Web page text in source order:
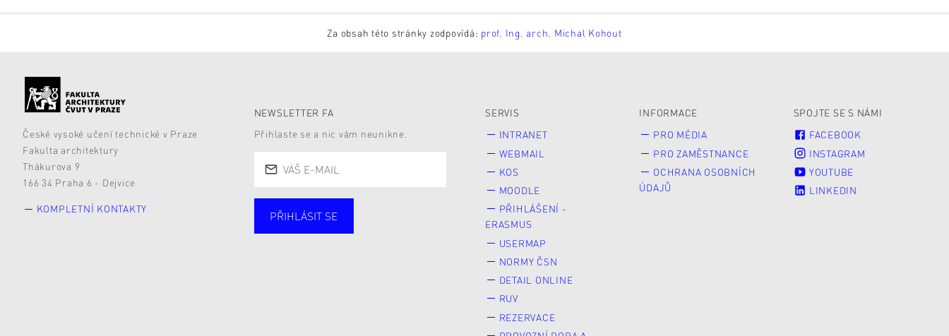
Za obsah této stránky zodpovídá: prof. Ing. arch. Michal Kohout
České vysoké učení technické v Praze
Fakulta architektury
Thákurova 9
166 34 Praha 6 - Dejvice
KOMPLETNÍ KONTAKTY
NEWSLETTER FA
Přihlaste se a nic vám neunikne.
Studující
PŘIHLÁSIT SE
SERVIS
INTRANET
WEBMAIL
KOS
MOODLE
PŘIHLÁŠENÍ -
ERASMUS
USERMAP
NORMY ČSN
DETAIL ONLINE
RUV
REZERVACE
INFORMACE
PRO MÉDIA
PRO ZAMĚSTNANCE
OCHRANA OSOBNÍCH
ÚDAJŮ
SPOJTE SE S NÁMI
FACEBOOK
INSTAGRAM
YOUTUBE
LINKEDIN